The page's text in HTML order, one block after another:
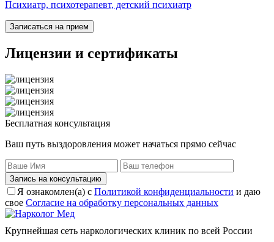
Психиатр, психотерапевт, детский психиатр
Записаться на прием
Лицензии и сертификаты
Бесплатная консультация
Ваш путь выздоровления может начаться прямо сейчас
Запись на консультацию
Я ознакомлен(а) с Политикой конфиденциальности и даю
свое Согласие на обработку персональных данных
Крупнейшая сеть наркологических клиник по всей России